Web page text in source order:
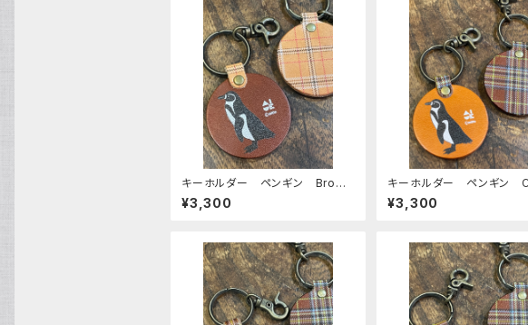
キーホルダー ペンギン Brown
ブラウン 栃木レザー mitto
¥3,300
キーホルダー ペンギン
L キャメル 栃木レザー
¥3,300